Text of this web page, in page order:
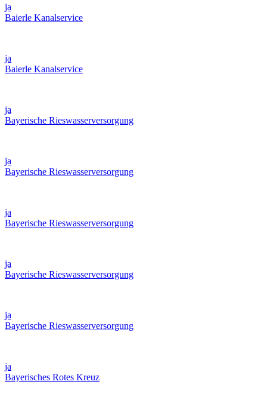
ja
Baierle Kanalservice
ja
Baierle Kanalservice
ja
Bayerische Rieswasserversorgung
ja
Bayerische Rieswasserversorgung
ja
Bayerische Rieswasserversorgung
ja
Bayerische Rieswasserversorgung
ja
Bayerische Rieswasserversorgung
ja
Bayerisches Rotes Kreuz